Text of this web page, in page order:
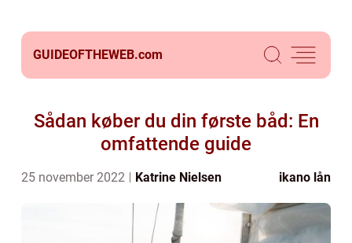
GUIDEOFTHEWEB.com
Sådan køber du din første båd: En
omfattende guide
25 november 2022 Katrine Nielsen ikano lån